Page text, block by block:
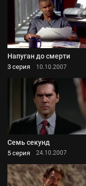
Напуган до смерти
3 серия 10.10.2007
Семь секунд
5 серия 24.10.2007